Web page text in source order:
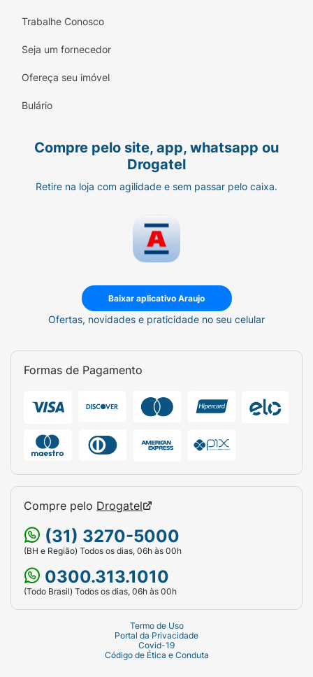
Embalagem Prática:
Modo de Usar:
Utilize um pincel duo fiber, esponja
úmida ou os dedos para espalhar o
produto em direção às extremidades.
Se desejar maior cobertura, aplique uma
segunda camada nas áreas necessárias
antes que a primeira seque totalmente.
Ficha Técnica:
Marca:Ruby Rose.
Modelo:Oh My Glow!
Volume:30ml.
Cobertura:Média.
Precauções:
Uso externo. Evite o contato com os olhos.
Em caso de contato com os olhos, enxágue
bem com água.
Não aplicar sobre a pele irritada ou lesionada.
Suspenda o uso se surgirem sinais de
irritação. Mantenha fora do alcance das
crianças. Conservar em local fresco e ao
abrigo da luz e calor."
Trabalhe Conosco
Seja um fornecedor
Ofereça seu imóvel
Bulário
Compre pelo site, app, whatsapp ou
Drogatel
Retire na loja com agilidade e sem passar pelo caixa.
Baixar aplicativo Araujo
Ofertas, novidades e praticidade no seu celular
Formas de Pagamento
Compre pelo Drogatel
(31) 3270-5000
(BH e Região) Todos os dias, 06h às 00h
0300.313.1010
(Todo Brasil) Todos os dias, 06h às 00h
Termo de Uso
Portal da Privacidade
Covid-19
Código de Ética e Conduta